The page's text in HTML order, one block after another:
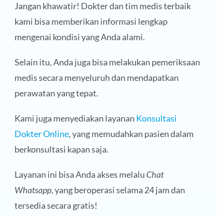
Jangan khawatir! Dokter dan tim medis terbaik
kami bisa memberikan informasi lengkap
mengenai kondisi yang Anda alami.
Selain itu, Anda juga bisa melakukan pemeriksaan
medis secara menyeluruh dan mendapatkan
perawatan yang tepat.
Kami juga menyediakan layanan Konsultasi
Dokter Online, yang memudahkan pasien dalam
berkonsultasi kapan saja.
Layanan ini bisa Anda akses melalu Chat
Whatsapp, yang beroperasi selama 24 jam dan
tersedia secara gratis!